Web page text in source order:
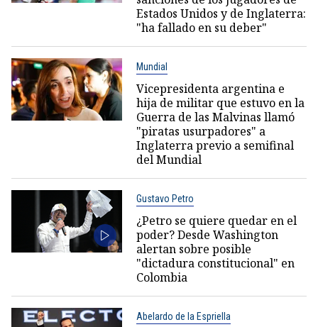
Estados Unidos y de Inglaterra:
"ha fallado en su deber"
Mundial
Vicepresidenta argentina e
hija de militar que estuvo en la
Guerra de las Malvinas llamó
"piratas usurpadores" a
Inglaterra previo a semifinal
del Mundial
Gustavo Petro
¿Petro se quiere quedar en el
poder? Desde Washington
alertan sobre posible
"dictadura constitucional" en
Colombia
Abelardo de la Espriella